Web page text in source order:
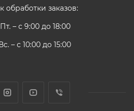
обработки заказов:
– с 9:00 до 18:00
– с 10:00 до 15:00